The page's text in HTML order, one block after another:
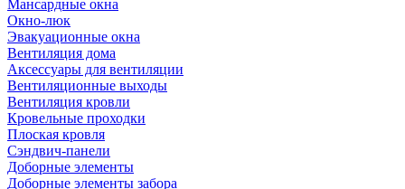
Мансардные окна
Окно-люк
Эвакуационные окна
Вентиляция дома
Аксессуары для вентиляции
Вентиляционные выходы
Вентиляция кровли
Кровельные проходки
Плоская кровля
Сэндвич-панели
Доборные элементы
Доборные элементы забора